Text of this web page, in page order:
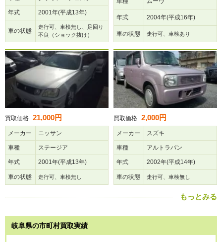
年式 2001年(平成13年)
車の状態
走行可、車検無し、足回り
不良（ショック抜け）
年式 2004年(平成16年)
車の状態 走行可、車検あり
買取価格 21,000円
メーカー ニッサン
車種 ステージア
年式 2001年(平成13年)
車の状態 走行可、車検無し
買取価格 2,000円
メーカー スズキ
車種 アルトラパン
年式 2002年(平成14年)
車の状態 走行可、車検無し
もっとみる
岐阜県の市町村買取実績